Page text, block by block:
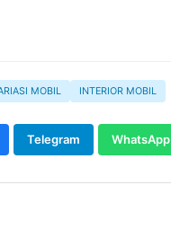
MOBIL INTERIOR MOBIL
Telegram WhatsApp